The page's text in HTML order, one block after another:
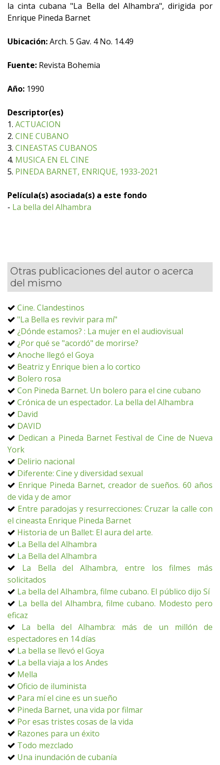
la cinta cubana "La Bella del Alhambra", dirigida por
Enrique Pineda Barnet
Ubicación:Arch. 5 Gav. 4 No. 14.49
Fuente: Revista Bohemia
Año: 1990
Descriptor(es)
1. ACTUACION
2. CINE CUBANO
3. CINEASTAS CUBANOS
4. MUSICA EN EL CINE
5. PINEDA BARNET, ENRIQUE, 1933-2021
Película(s) asociada(s) a este fondo
- La bella del Alhambra
Otras publicaciones del autor o acerca
del mismo
Cine. Clandestinos
"La Bella es revivir para mí"
¿Dónde estamos? : La mujer en el audiovisual
¿Por qué se "acordó" de morirse?
Anoche llegó el Goya
Beatriz y Enrique bien a lo cortico
Bolero rosa
Con Pineda Barnet. Un bolero para el cine cubano
Crónica de un espectador. La bella del Alhambra
David
DAVID
Dedican a Pineda Barnet Festival de Cine de Nueva
York
Delirio nacional
Diferente: Cine y diversidad sexual
Enrique Pineda Barnet, creador de sueños. 60 años
de vida y de amor
Entre paradojas y resurrecciones: Cruzar la calle con
el cineasta Enrique Pineda Barnet
Historia de un Ballet: El aura del arte.
La Bella del Alhambra
La Bella del Alhambra
La Bella del Alhambra, entre los filmes más
solicitados
La bella del Alhambra, filme cubano. El público dijo Sí
La bella del Alhambra, filme cubano. Modesto pero
eficaz
La bella del Alhambra: más de un millón de
espectadores en 14 días
La bella se llevó el Goya
La bella viaja a los Andes
Mella
Oficio de iluminista
Para mí el cine es un sueño
Pineda Barnet, una vida por filmar
Por esas tristes cosas de la vida
Razones para un éxito
Todo mezclado
Una inundación de cubanía